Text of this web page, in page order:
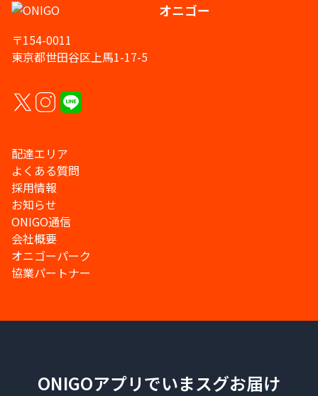
オニゴー
〒154-0011
東京都世田谷区上馬1-17-5
配達エリア
よくある質問
採用情報
お知らせ
ONIGO通信
会社概要
オニゴーパーク
協業パートナー
ONIGOアプリでいまスグお届け